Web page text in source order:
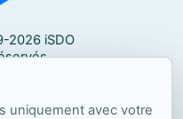
2026 iSDO
uniquement avec votre